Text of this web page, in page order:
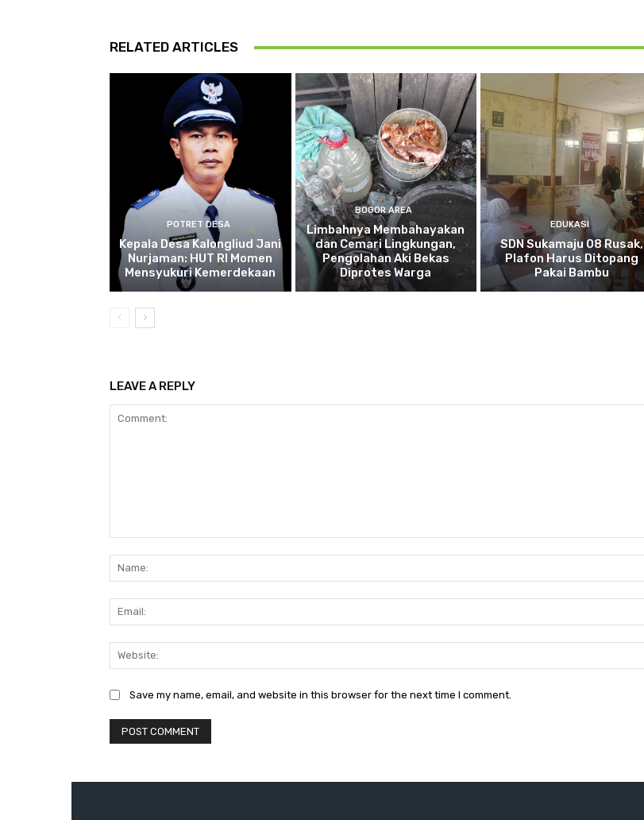
RELATED ARTICLES
POTRET DESA
Kepala Desa Kalongliud Jani
Nurjaman: HUT RI Momen
Mensyukuri Kemerdekaan
BOGOR AREA
Limbahnya Membahayakan
dan Cemari Lingkungan,
Pengolahan Aki Bekas
Diprotes Warga
EDUKASI
SDN Sukamaju 08 Rusak,
Plafon Harus Ditopang
Pakai Bambu
LEAVE A REPLY
Save my name, email, and website in this browser for the next time I comment.